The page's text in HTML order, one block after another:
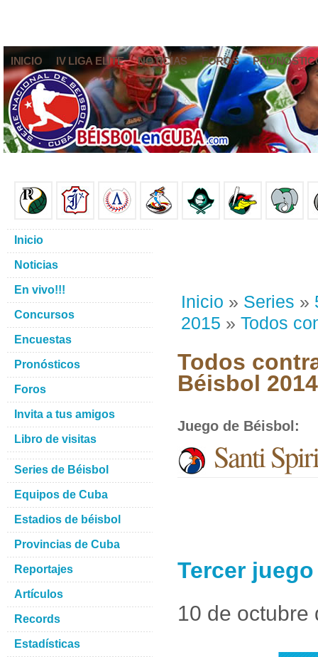
INICIO IV LIGA ELITE NOTICIAS FOROS
Inicio » Series »
2015 » Todos
Todos
Béisbol
Juego de Béisbol :
Santi
Tercer
10 de octubre
Inicio
Noticias
En vivo!!!
Concursos
Encuestas
Pronósticos
Foros
Invita a tus amigos
Libro de visitas
Series de Béisbol
Equipos de Cuba
Estadios de béisbol
Provincias de Cuba
Reportajes
Artículos
Records
Estadísticas